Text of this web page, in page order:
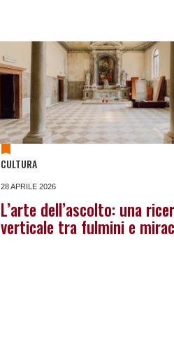
CULTURA
28 APRILE 2026
L’arte dell’ascolto: una
verticale tra fulmini e